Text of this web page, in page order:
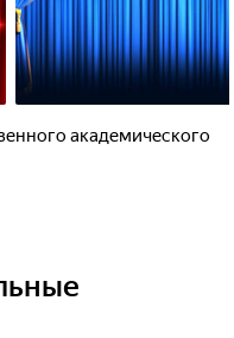
академического